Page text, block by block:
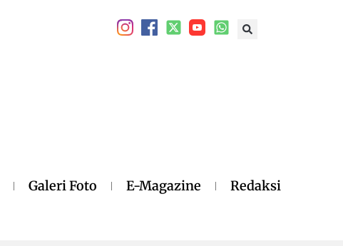
Galeri Foto E-Magazine Redaksi